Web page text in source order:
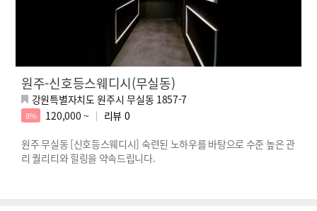
원주-신호등스웨디시(무실동)
강원특별자치도 원주시 무실동 1857-7
8% 120,000 ~ 리뷰 0
원주 무실동 [신호등스웨디시] 숙련된 노하우를 바탕으로 수준 높은 관
리 퀄리티와 힐링을 약속드립니다.